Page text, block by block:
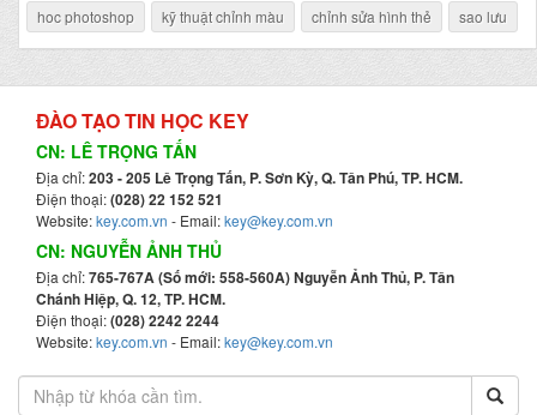
hoc photoshop kỹ thuật chỉnh màu chỉnh sửa hình thẻ sao lưu
ĐÀO TẠO TIN HỌC KEY
CN: LÊ TRỌNG TẤN
Địa chỉ:203 - 205 Lê Trọng Tấn, P. Sơn Kỳ, Q. Tân Phú, TP. HCM.
Điện thoại:(028) 22 152 521
Website:key.com.vn - Email:key@key.com.vn
CN: NGUYỄN ẢNH THỦ
Địa chỉ:765-767A (Số mới: 558-560A) Nguyễn Ảnh Thủ, P. Tân
Chánh Hiệp, Q. 12, TP. HCM.
Điện thoại:(028) 2242 2244
Website:key.com.vn - Email:key@key.com.vn